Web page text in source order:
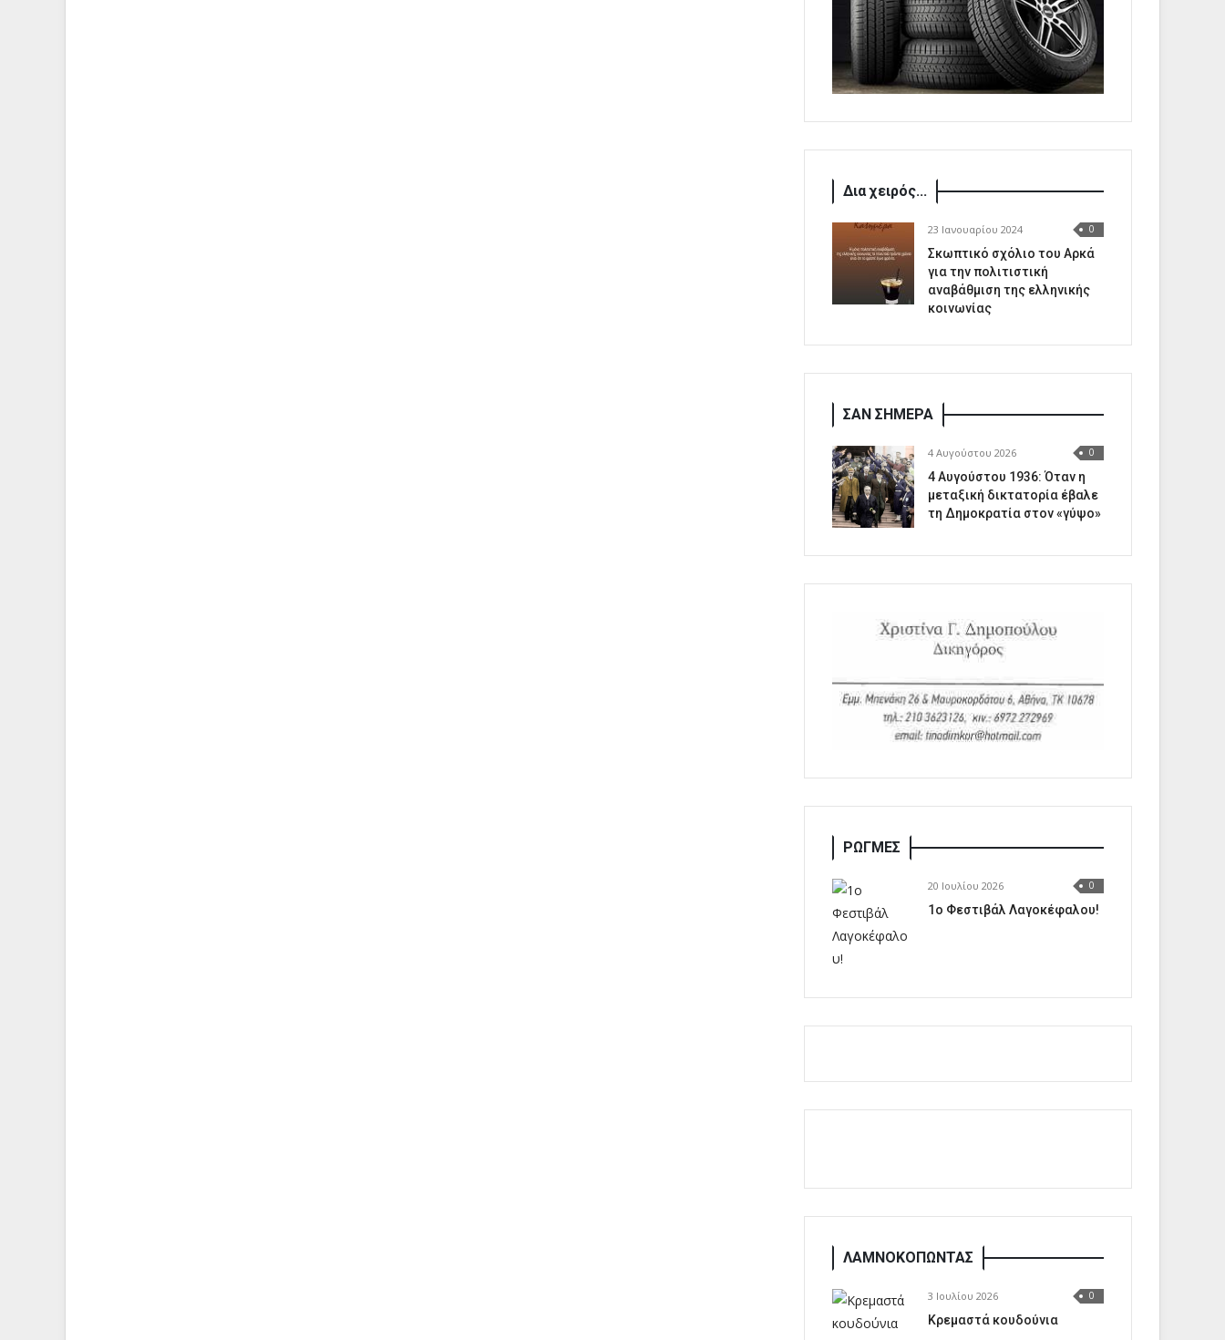
Δια χειρός...
23 Ιανουαρίου 2024 0
Σκωπτικό σχόλιο του Αρκά
για την πολιτιστική
αναβάθμιση της ελληνικής
κοινωνίας
ΣΑΝ ΣΗΜΕΡΑ
4 Αυγούστου 2026 0
4 Αυγούστου 1936: Όταν η
μεταξική δικτατορία έβαλε
τη Δημοκρατία στον «γύψο»
ΡΩΓΜΕΣ
20 Ιουλίου 2026 0
1o Φεστιβάλ Λαγοκέφαλου!
ΛΑΜΝΟΚΟΠΩΝΤΑΣ
3 Ιουλίου 2026 0
Κρεμαστά κουδούνια